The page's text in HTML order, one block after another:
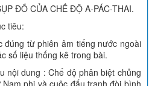
ĐỔ CỦA CHẾ ĐỘ A-PÁC-THAI.
tiêu:
đúng từ phiên âm tiếng nước ngoài
số liệu thống kê trong bài.
nội dung : Chế độ phân biệt chủng
Nam phi và cuộc đấu tranh đòi bình